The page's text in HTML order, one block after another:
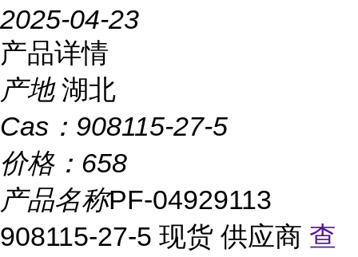
2025-04-23
产品详情
产地 湖北
Cas： 908115-27-5
价格： 658
产品名称PF-04929113
908115-27-5 现货 供应商 查